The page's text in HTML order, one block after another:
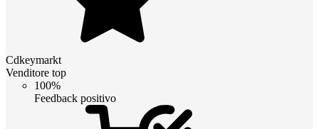
Cdkeymarkt
Venditore top
100%
Feedback positivo